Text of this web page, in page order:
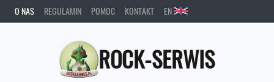
O NAS REGULAMIN POMOC KONTAKT EN
ROCK-SERWIS